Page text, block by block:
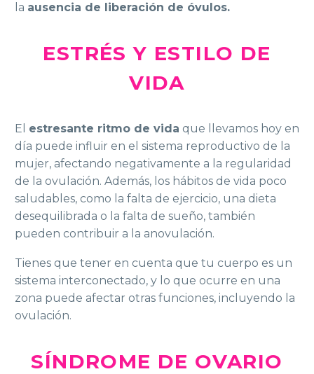
la ausencia de liberación de óvulos.
ESTRÉS Y ESTILO DE
VIDA
El estresante ritmo de vida que llevamos hoy en
día puede influir en el sistema reproductivo de la
mujer, afectando negativamente a la regularidad
de la ovulación. Además, los hábitos de vida poco
saludables, como la falta de ejercicio, una dieta
desequilibrada o la falta de sueño, también
pueden contribuir a la anovulación.
Tienes que tener en cuenta que tu cuerpo es un
sistema interconectado, y lo que ocurre en una
zona puede afectar otras funciones, incluyendo la
ovulación.
SÍNDROME DE OVARIO